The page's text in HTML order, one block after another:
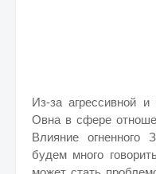
Из-за агрессивной и
Овна в сфере
Влияние
будем много